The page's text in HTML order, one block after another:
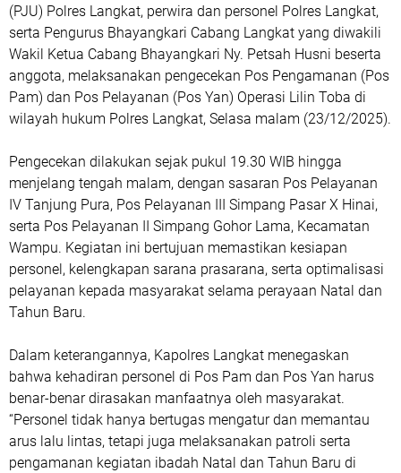
(PJU) Polres Langkat, perwira dan personel Polres Langkat,
serta Pengurus Bhayangkari Cabang Langkat yang diwakili
Wakil Ketua Cabang Bhayangkari Ny. Petsah Husni beserta
anggota, melaksanakan pengecekan Pos Pengamanan (Pos
Pam) dan Pos Pelayanan (Pos Yan) Operasi Lilin Toba di
wilayah hukum Polres Langkat, Selasa malam (23/12/2025).
Pengecekan dilakukan sejak pukul 19.30 WIB hingga
menjelang tengah malam, dengan sasaran Pos Pelayanan
IV Tanjung Pura, Pos Pelayanan III Simpang Pasar X Hinai,
serta Pos Pelayanan II Simpang Gohor Lama, Kecamatan
Wampu. Kegiatan ini bertujuan memastikan kesiapan
personel, kelengkapan sarana prasarana, serta optimalisasi
pelayanan kepada masyarakat selama perayaan Natal dan
Tahun Baru.
Dalam keterangannya, Kapolres Langkat menegaskan
bahwa kehadiran personel di Pos Pam dan Pos Yan harus
benar-benar dirasakan manfaatnya oleh masyarakat.
“Personel tidak hanya bertugas mengatur dan memantau
arus lalu lintas, tetapi juga melaksanakan patroli serta
pengamanan kegiatan ibadah Natal dan Tahun Baru di